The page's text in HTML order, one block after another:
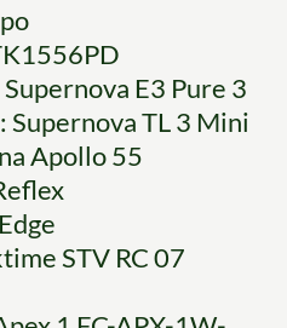
E3 Pure 3
TL 3 Mini
Apollo 55
STV RC 07